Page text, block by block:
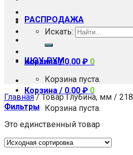
РАСПРОДАЖА
ШОУ-РУМ
Корзина / 0.00 ₽ 0
Корзина пуста.
Искать:
Корзина /0.00 ₽ 0
Корзина пуста.
Главная /Товар Глубина, мм / 218
Фильтры
Это единственный товар